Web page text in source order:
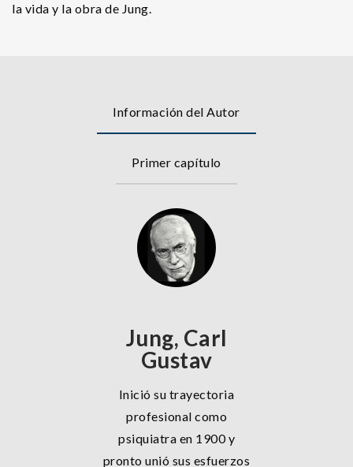
la vida y la obra de Jung.
Información del Autor
Primer capítulo
Jung, Carl
Gustav
Inició su trayectoria
profesional como
psiquiatra en 1900 y
pronto unió sus esfuerzos